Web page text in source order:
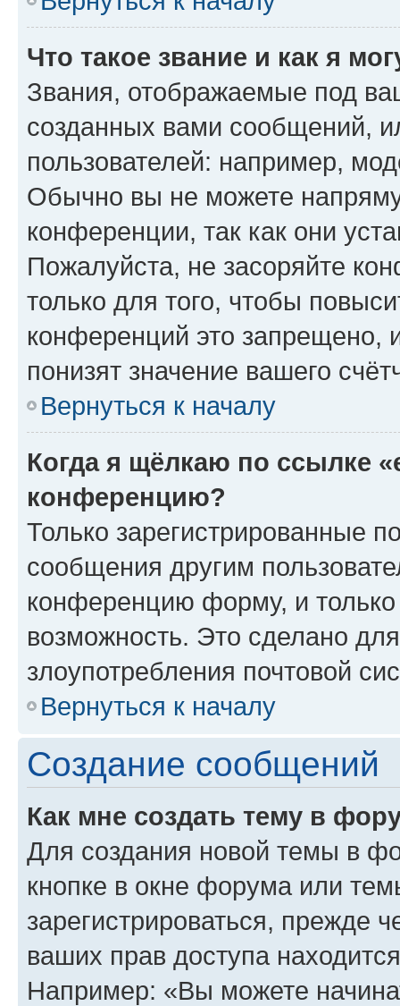
Что такое звание и как я
Звания, отображаемые под
созданных вами сообщений,
пользователей: например,
Обычно вы не можете
конференции, так как они
Пожалуйста, не засоряйте
только для того, чтобы
конференций это запрещено,
понизят значение вашего
Вернуться к началу
Когда я щёлкаю по ссылке
конференцию?
Только зарегистрированные
сообщения другим
конференцию форму, и
возможность. Это сделано
злоупотребления почтовой
Вернуться к началу
Создание сообщений
Как мне создать тему в
Для создания новой темы в
кнопке в окне форума или
зарегистрироваться, прежде
ваших прав доступа
Например: «Вы можете